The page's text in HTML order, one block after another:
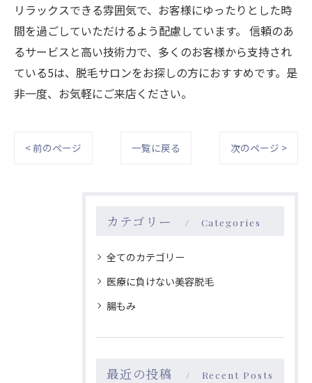
リラックスできる雰囲気で、お客様にゆったりとした時
間を過ごしていただけるよう配慮しています。 信頼のあ
るサービスと高い技術力で、多くのお客様から支持され
ている5は、脱毛サロンをお探しの方におすすめです。是
非一度、お気軽にご来店ください。
< 前のページ 一覧に戻る 次のページ >
カテゴリー Categories
全てのカテゴリー
医療に負けない美容脱毛
腸もみ
最近の投稿 Recent Posts